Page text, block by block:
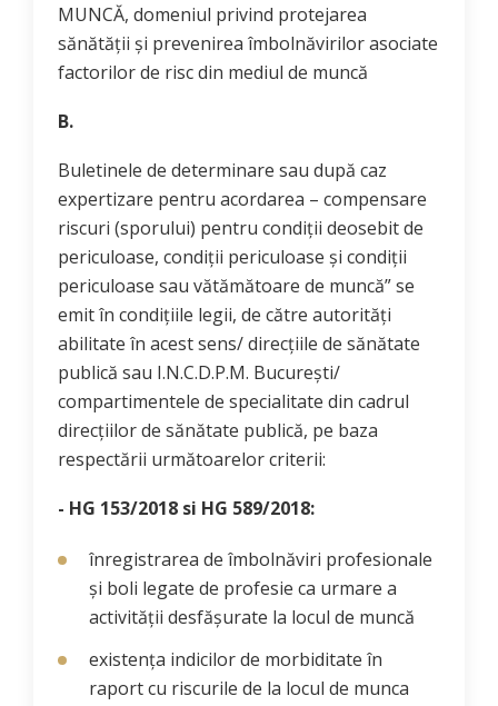
MUNCĂ, domeniul privind protejarea
sănătăţii şi prevenirea îmbolnăvirilor asociate
factorilor de risc din mediul de muncă
B.
Buletinele de determinare sau după caz
expertizare pentru acordarea – compensare
riscuri (sporului) pentru condiții deosebit de
periculoase, condiții periculoase și condiții
periculoase sau vătămătoare de muncă” se
emit în condițiile legii, de către autorități
abilitate în acest sens/ direcțiile de sănătate
publică sau I.N.C.D.P.M. București/
compartimentele de specialitate din cadrul
direcțiilor de sănătate publică, pe baza
respectării următoarelor criterii:
- HG 153/2018 si HG 589/2018:
înregistrarea de îmbolnăviri profesionale
și boli legate de profesie ca urmare a
activității desfășurate la locul de muncă
existența indicilor de morbiditate în
raport cu riscurile de la locul de munca